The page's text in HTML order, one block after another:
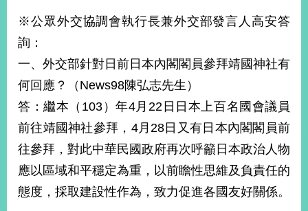
※公眾外交協調會執行長兼外交部發言人高安答
詢：
一、外交部針對日前日本內閣閣員參拜靖國神社有
何回應？（News98陳弘志先生）
答：繼本（103）年4月22日日本上百名國會議員
前往靖國神社參拜，4月28日又有日本內閣閣員前
往參拜，對此中華民國政府再次呼籲日本政治人物
應以區域和平穩定為重，以前瞻性思維及負責任的
態度，採取建設性作為，致力促進各國友好關係。